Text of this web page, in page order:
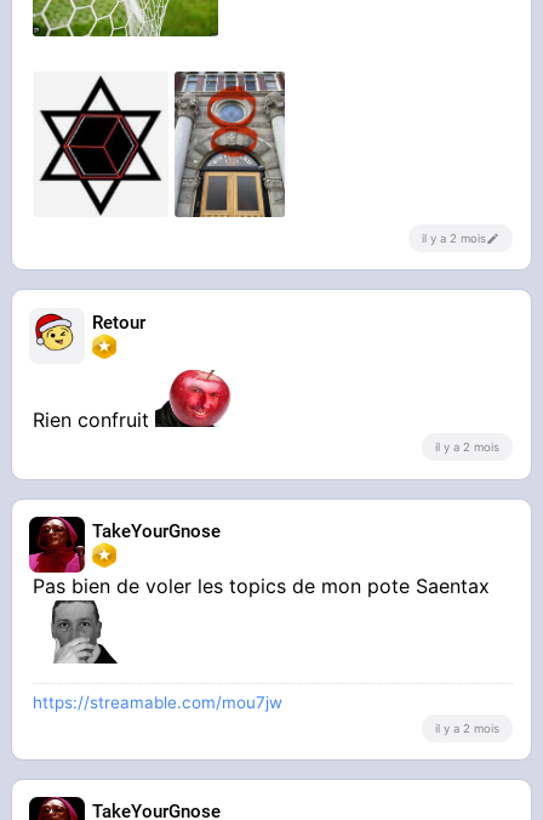
il y a 2 mois
Retour
Rien confruit
il y a 2 mois
TakeYourGnose
Pas bien de voler les topics de mon pote Saentax
https://streamable.com/mou7jw
il y a 2 mois
TakeYourGnose